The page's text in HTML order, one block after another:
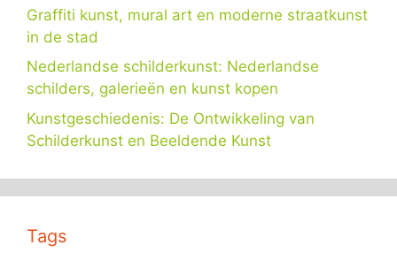
Graffiti kunst, mural art en moderne straatkunst
in de stad
Nederlandse schilderkunst: Nederlandse
schilders, galerieën en kunst kopen
Kunstgeschiedenis: De Ontwikkeling van
Schilderkunst en Beeldende Kunst
Tags